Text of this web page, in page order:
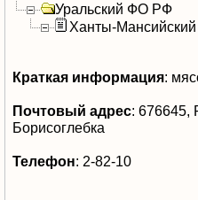
Уральский ФО РФ
Ханты-
Краткая информация:
Почтовый адрес: 676645,
Борисоглебка
Телефон: 2-82-10